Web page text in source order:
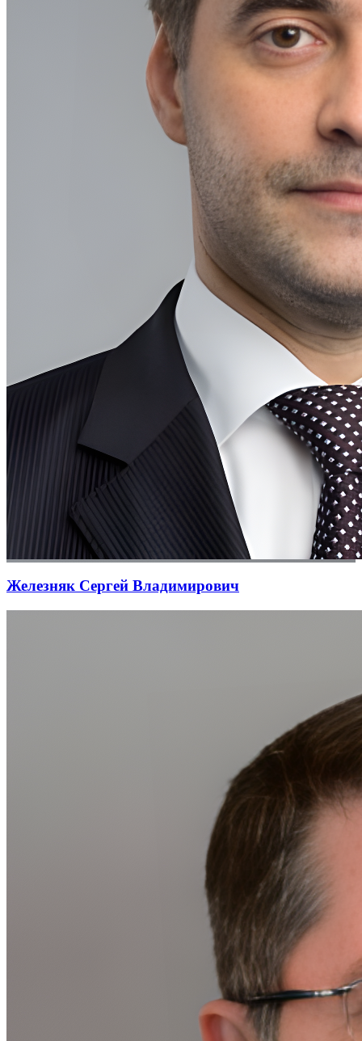
Железняк Сергей Владимирович